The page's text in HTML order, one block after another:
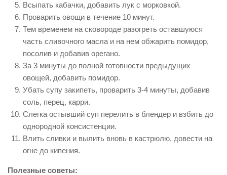
Всыпать кабачки, добавить лук с морковкой.
Проварить овощи в течение 10 минут.
Тем временем на сковороде разогреть оставшуюся
часть сливочного масла и на нем обжарить помидор,
посолив и добавив орегано.
За 3 минуты до полной готовности предыдущих
овощей, добавить помидор.
Убать супу закипеть, проварить 3-4 минуты, добавив
соль, перец, карри.
Слегка остывший суп перелить в блендер и взбить до
однородной консистенции.
Влить сливки и вылить вновь в кастрюлю, довести на
огне до кипения.
Полезные советы: